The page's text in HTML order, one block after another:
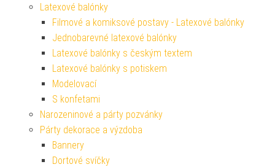
Latexové balónky
Filmové a komiksové postavy - Latexové balónky
Jednobarevné latexové balónky
Latexové balónky s českým textem
Latexové balónky s potiskem
Modelovací
S konfetami
Narozeninové a párty pozvánky
Párty dekorace a výzdoba
Bannery
Dortové svíčky